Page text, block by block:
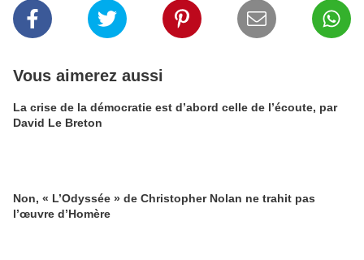
Vous aimerez aussi
La crise de la démocratie est d’abord celle de l’écoute, par
David Le Breton
Non, « L’Odyssée » de Christopher Nolan ne trahit pas
l’œuvre d’Homère